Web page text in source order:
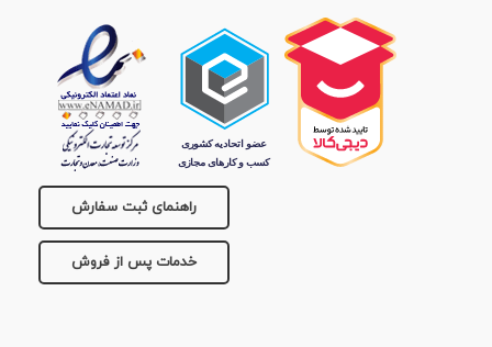
راهنمای ثبت سفارش
خدمات پس از فروش